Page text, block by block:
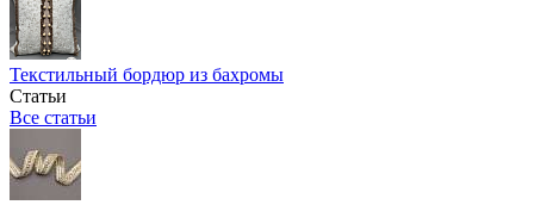
Текстильный бордюр из бахромы
Статьи
Все статьи